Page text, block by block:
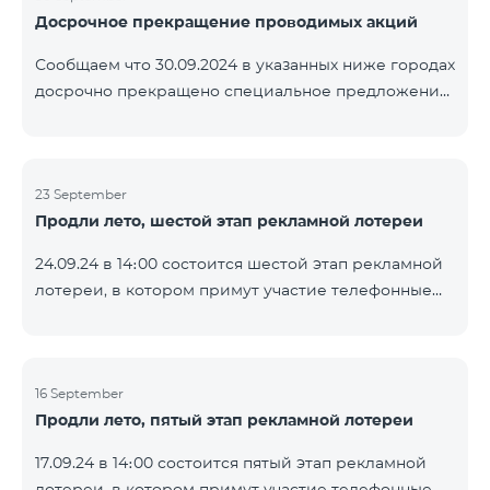
помощью генератора случайных чисел. Следите за
YouTube. Подробнее:
https://www.telecomarmenia.am/ru/B2S
Досрочное прекращение проводимых акций
Сообщаем что 30.09.2024 в указанных ниже городах
досрочно прекращено специальное предложение,
9900. Вайк Чаренцаван Ванадзор
23 September
Продли лето, шестой этап рекламной лотереи
24.09.24 в 14։00 состоится шестой этап рекламной
лотереи, в котором примут участие телефонные
Выигравшие номера телефонов будут выбраны с
помощью генератора случайных чисел. Следите за
YouTube. Подробнее:
16 September
Продли лето, пятый этап рекламной лотереи
17.09.24 в 14։00 состоится пятый этап рекламной